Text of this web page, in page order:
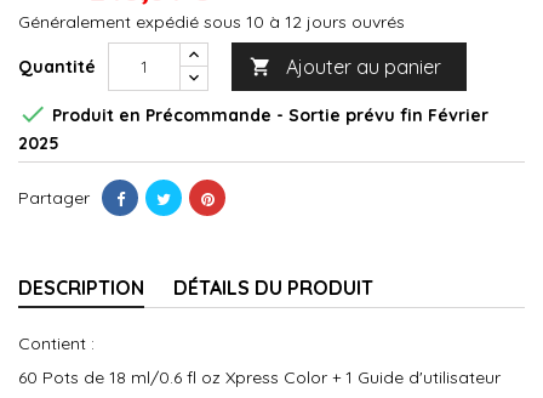
Généralement expédié sous 10 à 12 jours ouvrés
Quantité  Ajouter au panier
 Produit en Précommande - Sortie prévu fin Février
2025
Partager
DESCRIPTION DÉTAILS DU PRODUIT
Contient :
60 Pots de 18 ml/0.6 fl oz Xpress Color + 1 Guide d'utilisateur